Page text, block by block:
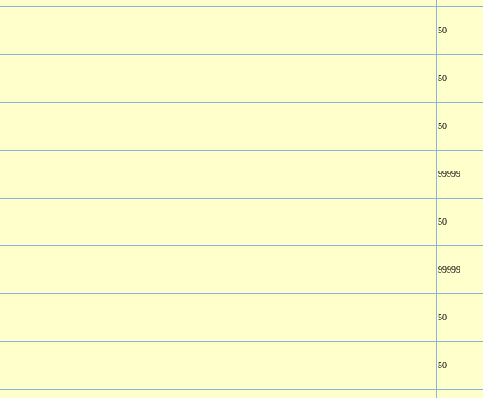
50
50
50
99999
50
99999
50
50